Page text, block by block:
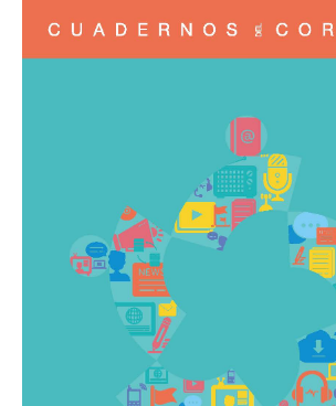
«Discriminación
y